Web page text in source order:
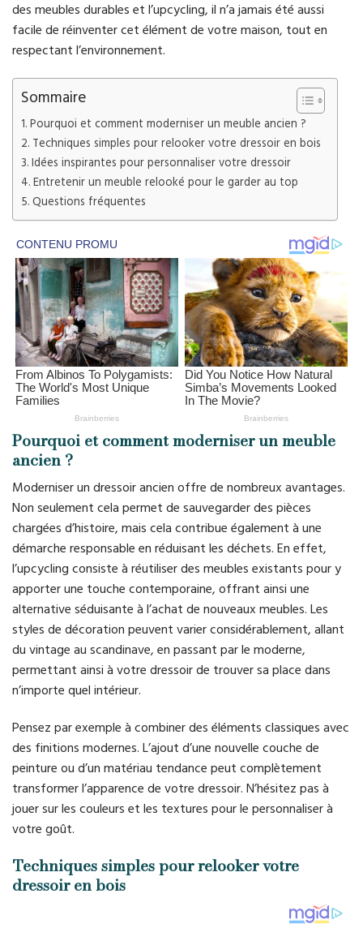
des meubles durables et l’upcycling, il n’a jamais été aussi
facile de réinventer cet élément de votre maison, tout en
respectant l’environnement.
Sommaire
Pourquoi et comment moderniser un meuble ancien ?
Techniques simples pour relooker votre dressoir en bois
Idées inspirantes pour personnaliser votre dressoir
Entretenir un meuble relooké pour le garder au top
Questions fréquentes
Pourquoi et comment moderniser un meuble
ancien ?
Moderniser un dressoir ancien offre de nombreux avantages.
Non seulement cela permet de sauvegarder des pièces
chargées d’histoire, mais cela contribue également à une
démarche responsable en réduisant les déchets. En effet,
l’upcycling consiste à réutiliser des meubles existants pour y
apporter une touche contemporaine, offrant ainsi une
alternative séduisante à l’achat de nouveaux meubles. Les
styles de décoration peuvent varier considérablement, allant
du vintage au scandinave, en passant par le moderne,
permettant ainsi à votre dressoir de trouver sa place dans
n’importe quel intérieur.
Pensez par exemple à combiner des éléments classiques avec
des finitions modernes. L’ajout d’une nouvelle couche de
peinture ou d’un matériau tendance peut complètement
transformer l’apparence de votre dressoir. N’hésitez pas à
jouer sur les couleurs et les textures pour le personnaliser à
votre goût.
Techniques simples pour relooker votre
dressoir en bois